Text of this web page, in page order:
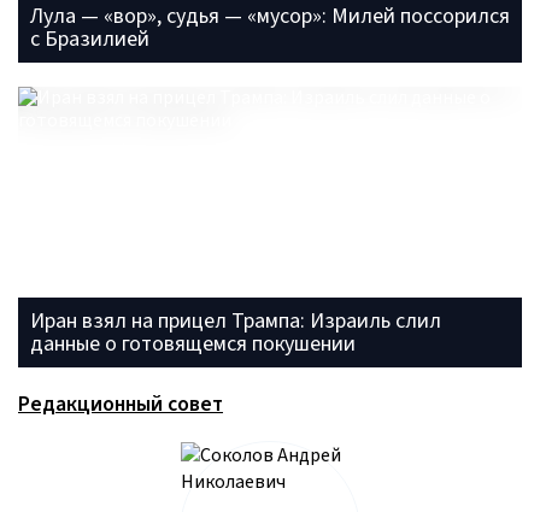
Лула — «вор», судья — «мусор»: Милей поссорился
с Бразилией
Иран взял на прицел Трампа: Израиль слил
данные о готовящемся покушении
Редакционный совет